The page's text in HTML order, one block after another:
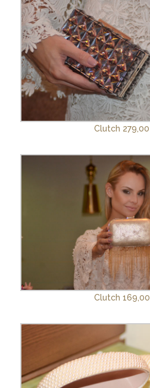
Clutch 279,00
Clutch 169,00